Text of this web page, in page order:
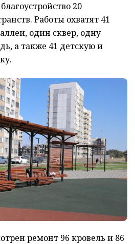
20
Работы охватят 41
один сквер, одну
а также 41 детскую и
ремонт 96 кровель и 86